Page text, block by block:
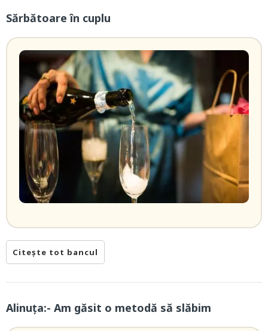
Sărbătoare în cuplu
Citește tot bancul
Alinuța:- Am găsit o metodă să slăbim